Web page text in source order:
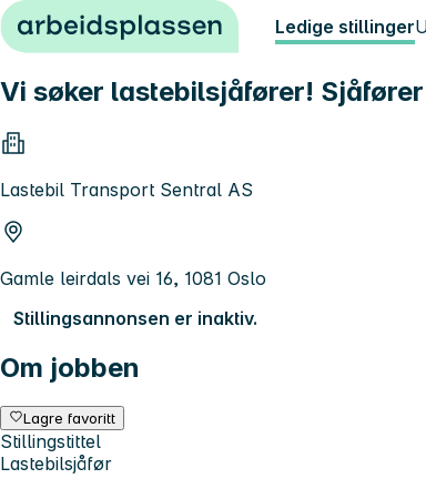
Hopp til innhold Ledige stillinger
Vi søker lastebilsjåfører!
Lastebil Transport Sentral AS
Gamle leirdals vei 16, 1081 Oslo
Stillingsannonsen er inaktiv.
Om jobben
Lagre favoritt
Stillingstittel
Lastebilsjåfør